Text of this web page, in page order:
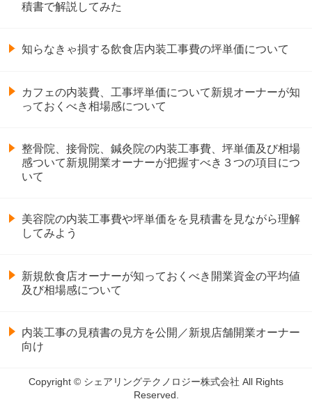
積書で解説してみた
知らなきゃ損する飲食店内装工事費の坪単価について
カフェの内装費、工事坪単価について新規オーナーが知
っておくべき相場感について
整骨院、接骨院、鍼灸院の内装工事費、坪単価及び相場
感ついて新規開業オーナーが把握すべき３つの項目につ
いて
美容院の内装工事費や坪単価をを見積書を見ながら理解
してみよう
新規飲食店オーナーが知っておくべき開業資金の平均値
及び相場感について
内装工事の見積書の見方を公開／新規店舗開業オーナー
向け
Copyright © シェアリングテクノロジー株式会社 All Rights
Reserved.